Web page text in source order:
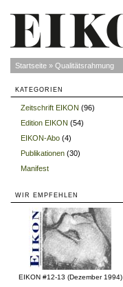
Startseite » Qualitätsrahmung
KATEGORIEN
Zeitschrift EIKON (96)
Edition EIKON (54)
EIKON-Abo (4)
Publikationen (30)
Manifest
WIR EMPFEHLEN
EIKON #12-13 (Dezember 1994)